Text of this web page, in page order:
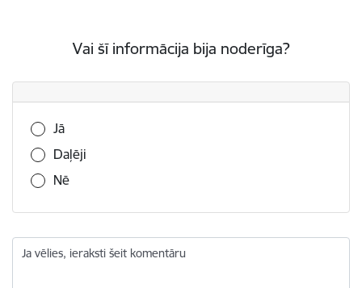
Vai šī informācija bija noderīga?
Vai šī informācija bija noderīga?
Jā
Daļēji
Nē
Ja vēlies, ieraksti šeit komentāru